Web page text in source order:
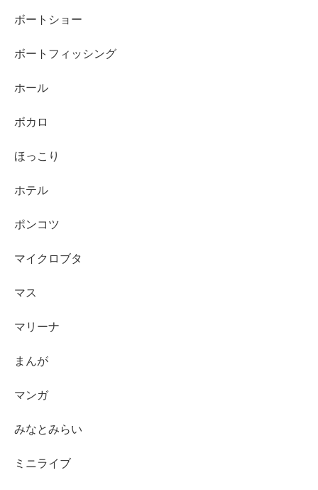
ボートショー
ボートフィッシング
ホール
ボカロ
ほっこり
ホテル
ポンコツ
マイクロブタ
マス
マリーナ
まんが
マンガ
みなとみらい
ミニライブ